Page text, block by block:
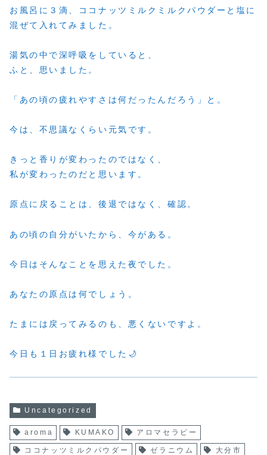
お風呂に３滴、ココナッツミルクミルクパウダーと塩に
混ぜて入れてみました。
湯気の中で深呼吸をしていると、
ふと、思いました。
「あの頃の疲れやすさは何だったんだろう」と。
今は、不思議なくらい元気です。
きっと香りが変わったのではなく、
私が変わったのだと思います。
原点に戻ることは、後退ではなく、確認。
あの頃の自分がいたから、今がある。
今日はそんなことを思えた夜でした。
あなたの原点は何でしょう。
たまには戻ってみるのも、悪くないですよ。
今日も１日お疲れ様でした🌙
Uncategorized
aroma KUMAKO アロマセラピー
ココナッツミルクパウダー ゼラニウム 大分市